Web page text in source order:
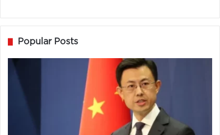
Popular Posts